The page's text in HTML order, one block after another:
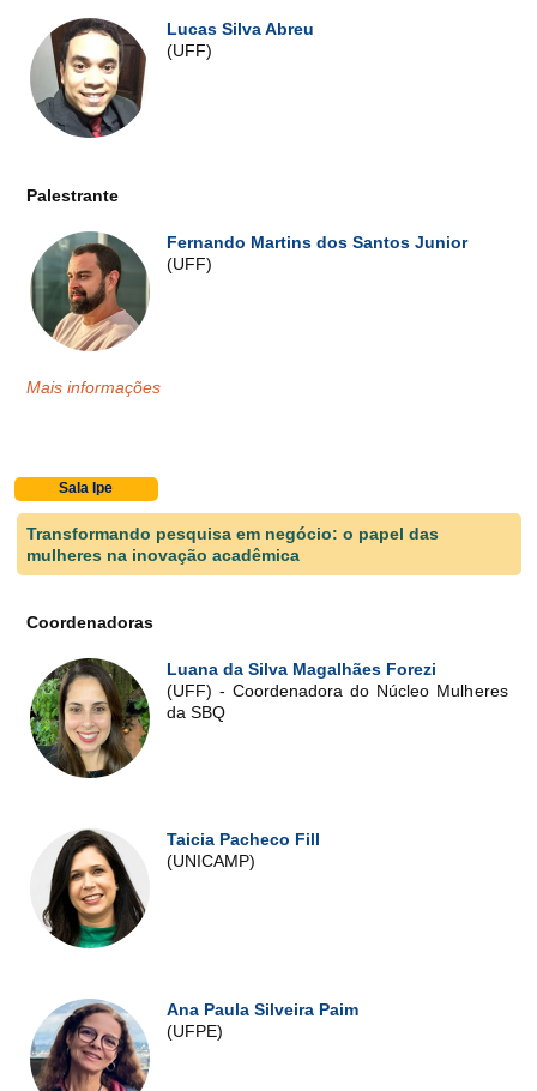
Lucas Silva Abreu
(UFF)
Palestrante
Fernando Martins dos Santos Junior
(UFF)
Mais informações
Sala Ipe
Transformando pesquisa em negócio: o papel das
mulheres na inovação acadêmica
Coordenadoras
Luana da Silva Magalhães Forezi
(UFF) - Coordenadora do Núcleo Mulheres
da SBQ
Taicia Pacheco Fill
(UNICAMP)
Ana Paula Silveira Paim
(UFPE)